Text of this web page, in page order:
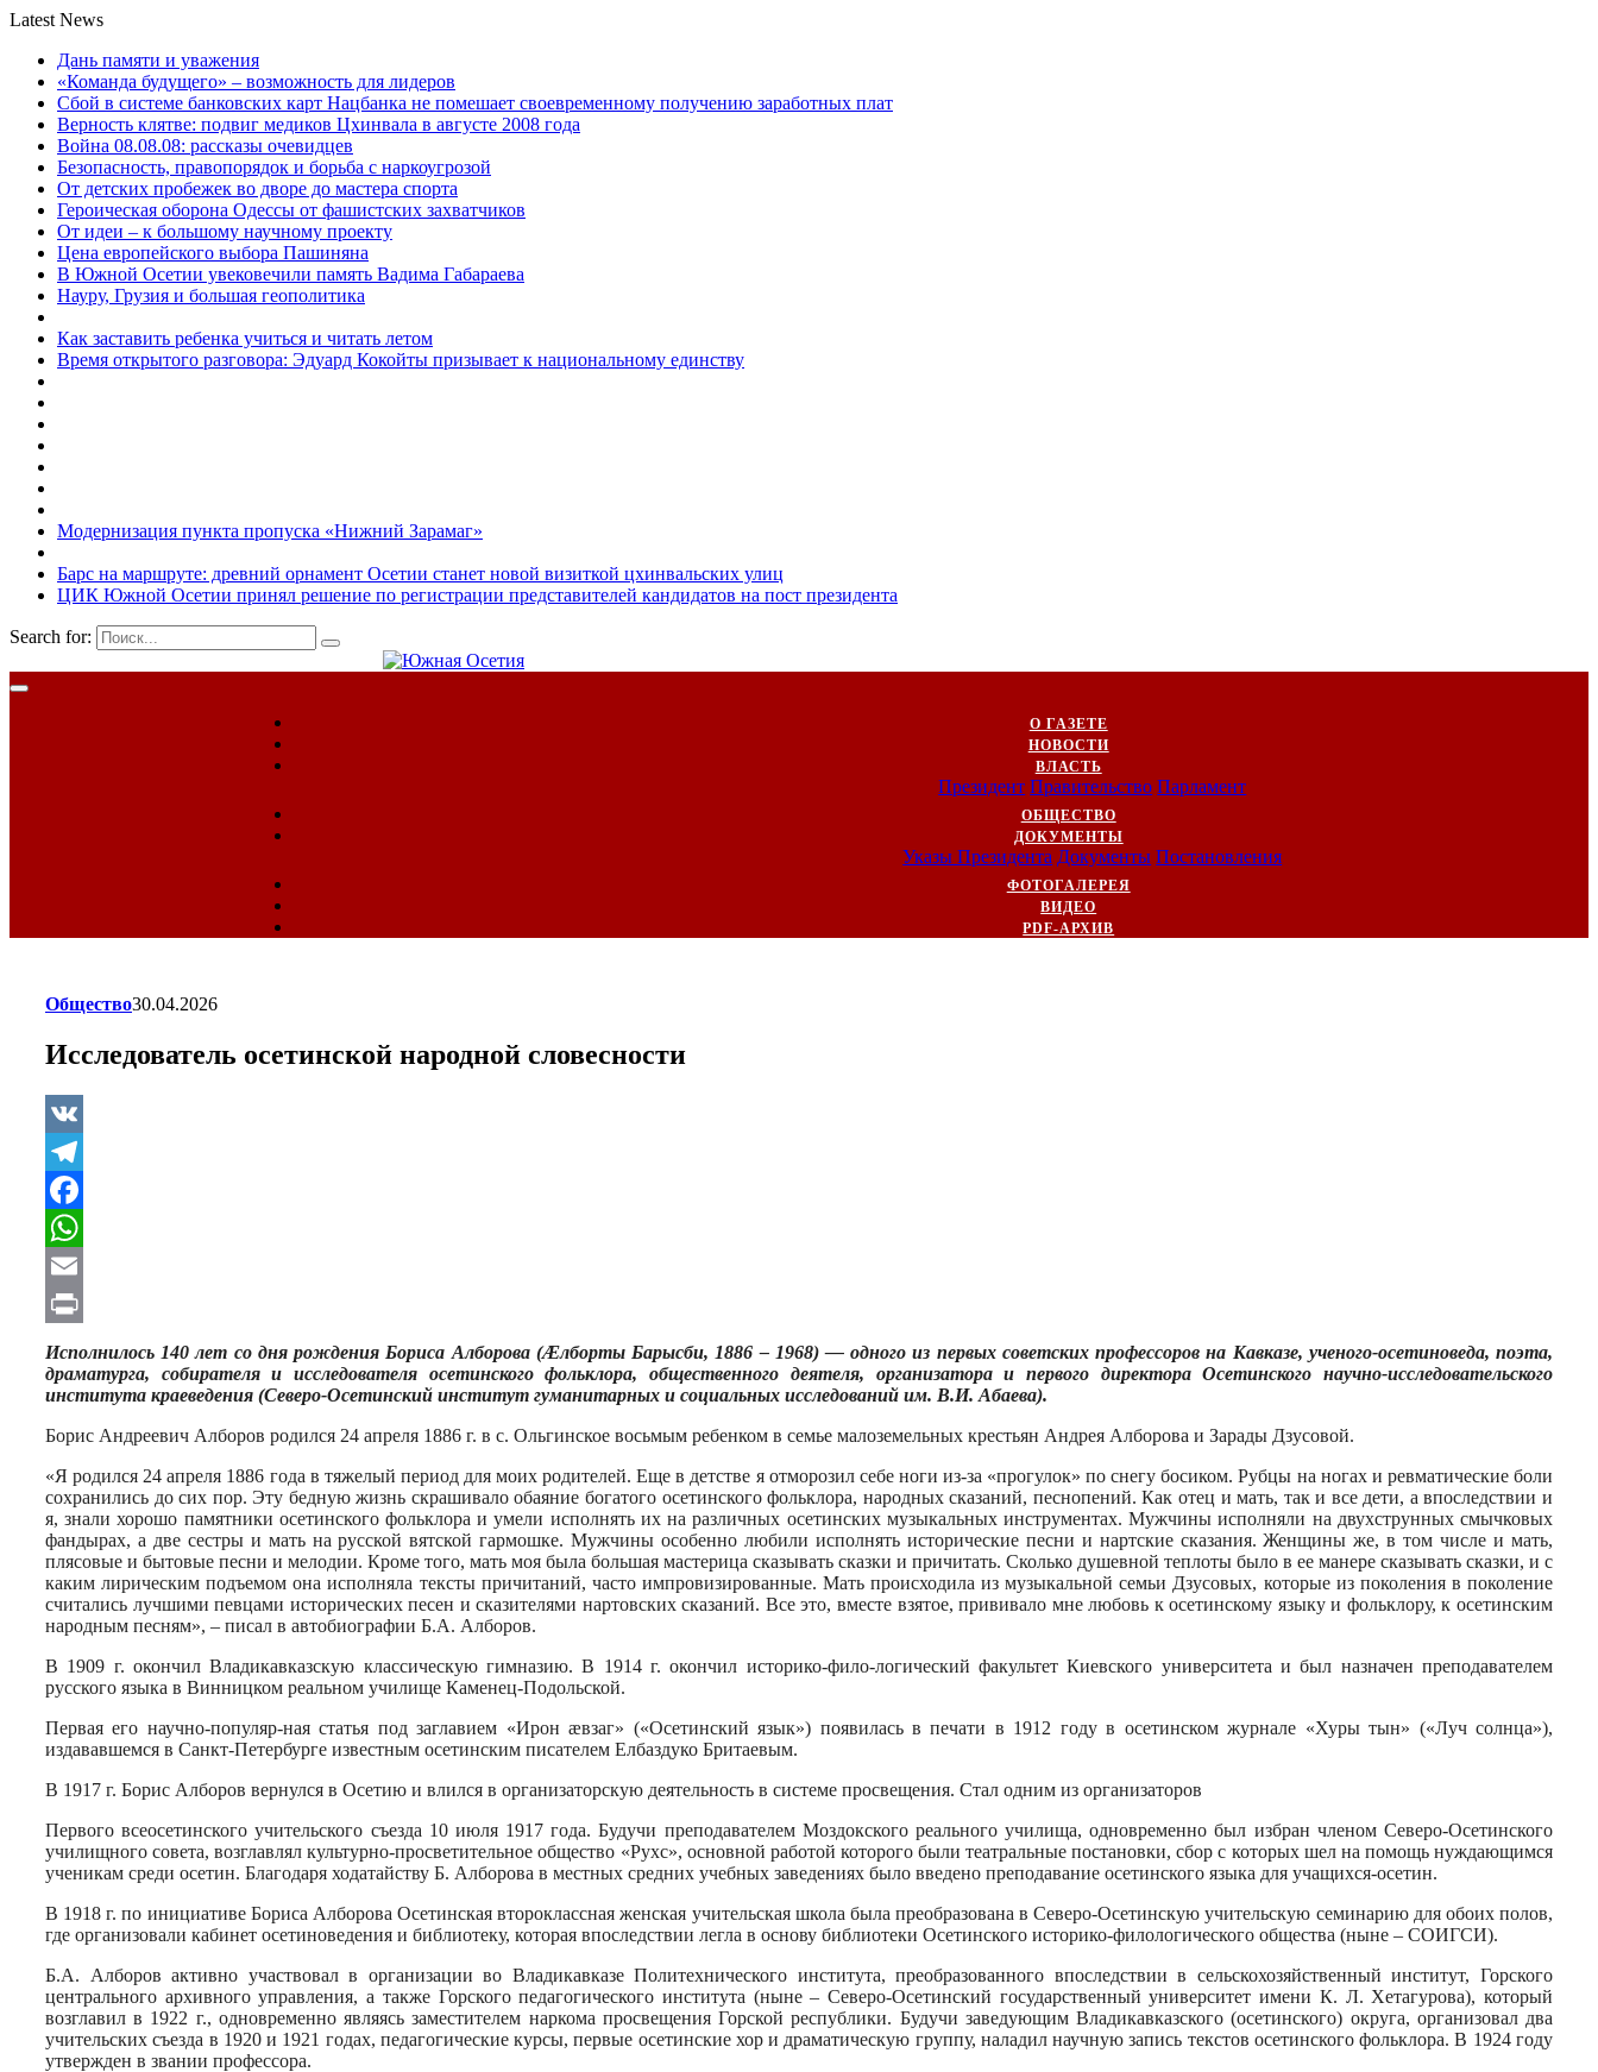
Latest News
Дань памяти и уважения
«Команда будущего» – возможность для лидеров
Сбой в системе банковских карт Нацбанка не помешает своевременному получению заработных плат
Верность клятве: подвиг медиков Цхинвала в августе 2008 года
Война 08.08.08: рассказы очевидцев
Безопасность, правопорядок и борьба с наркоугрозой
От детских пробежек во дворе до мастера спорта
Героическая оборона Одессы от фашистских захватчиков
От идеи – к большому научному проекту
Цена европейского выбора Пашиняна
В Южной Осетии увековечили память Вадима Габараева
Науру, Грузия и большая геополитика
Как заставить ребенка учиться и читать летом
Время открытого разговора: Эдуард Кокойты призывает к национальному единству
Модернизация пункта пропуска «Нижний Зарамаг»
Барс на маршруте: древний орнамент Осетии станет новой визиткой цхинвальских улиц
ЦИК Южной Осетии принял решение по регистрации представителей кандидатов на пост президента
Search for:
О ГАЗЕТЕ
НОВОСТИ
ВЛАСТЬ
Президент Правительство Парламент
ОБЩЕСТВО
ДОКУМЕНТЫ
Указы Президента Документы Постановления
ФОТОГАЛЕРЕЯ
ВИДЕО
PDF-АРХИВ
Общество30.04.2026
Исследователь осетинской народной словесности
VK
Telegram
Facebook
WhatsApp
Email
Print
Исполнилось 140 лет со дня рождения Бориса Алборова (Æлборты Барысби, 1886 – 1968) — одного из первых советских профессоров на Кавказе, ученого-осетиноведа, поэта,
драматурга, собирателя и исследователя осетинского фольклора, общественного деятеля, организатора и первого директора Осетинского научно-исследовательского
института краеведения (Северо-Осетинский институт гуманитарных и социальных исследований им. В.И. Абаева).
Борис Андреевич Алборов родился 24 апреля 1886 г. в с. Ольгинское восьмым ребенком в семье малоземельных крестьян Андрея Алборова и Зарады Дзусовой.
«Я родился 24 апреля 1886 года в тяжелый период для моих родителей. Еще в детстве я отморозил себе ноги из-за «прогулок» по снегу босиком. Рубцы на ногах и ревматические боли
сохранились до сих пор. Эту бедную жизнь скрашивало обаяние богатого осетинского фольклора, народных сказаний, песнопений. Как отец и мать, так и все дети, а впоследствии и
я, знали хорошо памятники осетинского фольклора и умели исполнять их на различных осетинских музыкальных инструментах. Мужчины исполняли на двухструнных смычковых
фандырах, а две сестры и мать на русской вятской гармошке. Мужчины особенно любили исполнять исторические песни и нартские сказания. Женщины же, в том числе и мать,
плясовые и бытовые песни и мелодии. Кроме того, мать моя была большая мастерица сказывать сказки и причитать. Сколько душевной теплоты было в ее манере сказывать сказки, и с
каким лирическим подъемом она исполняла тексты причитаний, часто импровизированные. Мать происходила из музыкальной семьи Дзусовых, которые из поколения в поколение
считались лучшими певцами исторических песен и сказителями нартовских сказаний. Все это, вместе взятое, прививало мне любовь к осетинскому языку и фольклору, к осетинским
народным песням», – писал в автобиографии Б.А. Алборов.
В 1909 г. окончил Владикавказскую классическую гимназию. В 1914 г. окончил историко-фило-логический факультет Киевского университета и был назначен преподавателем
русского языка в Винницком реальном училище Каменец-Подольской.
Первая его научно-популяр-ная статья под заглавием «Ирон æвзаг» («Осетинский язык») появилась в печати в 1912 году в осетинском журнале «Хуры тын» («Луч солнца»),
издававшемся в Санкт-Петербурге известным осетинским писателем Елбаздуко Бритаевым.
В 1917 г. Борис Алборов вернулся в Осетию и влился в организаторскую деятельность в системе просвещения. Стал одним из организаторов
Первого всеосетинского учительского съезда 10 июля 1917 года. Будучи преподавателем Моздокского реального училища, одновременно был избран членом Северо-Осетинского
училищного совета, возглавлял культурно-просветительное общество «Рухс», основной работой которого были театральные постановки, сбор с которых шел на помощь нуждающимся
ученикам среди осетин. Благодаря ходатайству Б. Алборова в местных средних учебных заведениях было введено преподавание осетинского языка для учащихся-осетин.
В 1918 г. по инициативе Бориса Алборова Осетинская второклассная женская учительская школа была преобразована в Северо-Осетинскую учительскую семинарию для обоих полов,
где организовали кабинет осетиноведения и библиотеку, которая впоследствии легла в основу библиотеки Осетинского историко-филологического общества (ныне – СОИГСИ).
Б.А. Алборов активно участвовал в организации во Владикавказе Политехнического института, преобразованного впоследствии в сельскохозяйственный институт, Горского
центрального архивного управления, а также Горского педагогического института (ныне – Северо-Осетинский государственный университет имени К. Л. Хетагурова), который
возглавил в 1922 г., одновременно являясь заместителем наркома просвещения Горской республики. Будучи заведующим Владикавказского (осетинского) округа, организовал два
учительских съезда в 1920 и 1921 годах, педагогические курсы, первые осетинские хор и драматическую группу, наладил научную запись текстов осетинского фольклора. В 1924 году
утвержден в звании профессора.